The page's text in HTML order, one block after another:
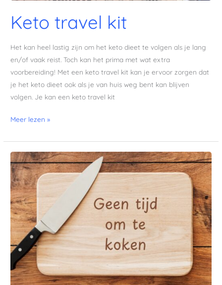
Keto travel kit
Het kan heel lastig zijn om het keto dieet te volgen als je lang
en/of vaak reist. Toch kan het prima met wat extra
voorbereiding! Met een keto travel kit kan je ervoor zorgen dat
je het keto dieet ook als je van huis weg bent kan blijven
volgen. Je kan een keto travel kit
Meer lezen »
Geen
tijd
om
te
koken